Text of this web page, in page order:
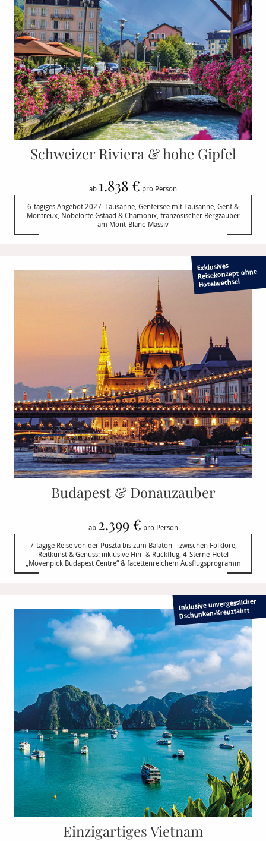
Schweizer Riviera & hohe Gipfel
ab 1.838 € pro Person
6-tägiges Angebot 2027: Lausanne, Genfersee mit Lausanne, Genf &
Montreux, Nobelorte Gstaad & Chamonix, französischer Bergzauber
am Mont-Blanc-Massiv
Exklusives
Reisekonzept ohne
Hotelwechsel
Budapest & Donauzauber
ab 2.399 € pro Person
7-tägige Reise von der Puszta bis zum Balaton – zwischen Folklore,
Reitkunst & Genuss: inklusive Hin- & Rückflug, 4-Sterne-Hotel
„Mövenpick Budapest Centre“ & facettenreichem Ausflugsprogramm
Inklusive unvergesslicher
Dschunken-Kreuzfahrt
Einzigartiges Vietnam